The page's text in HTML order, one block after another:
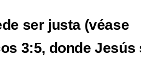
ser justa (véase
3:5, donde Jesús